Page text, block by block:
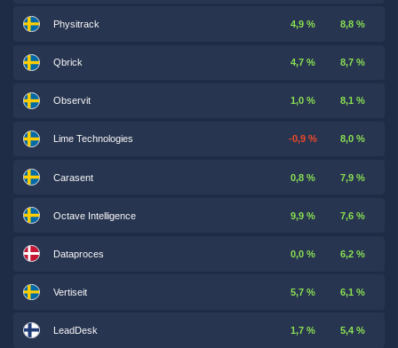
Physitrack 4,9 % 8,8 %
Qbrick 4,7 % 8,7 %
Observit 1,0 % 8,1 %
Lime Technologies -0,9 % 8,0 %
Carasent 0,8 % 7,9 %
Octave Intelligence 9,9 % 7,6 %
Dataproces 0,0 % 6,2 %
Vertiseit 5,7 % 6,1 %
LeadDesk 1,7 % 5,4 %